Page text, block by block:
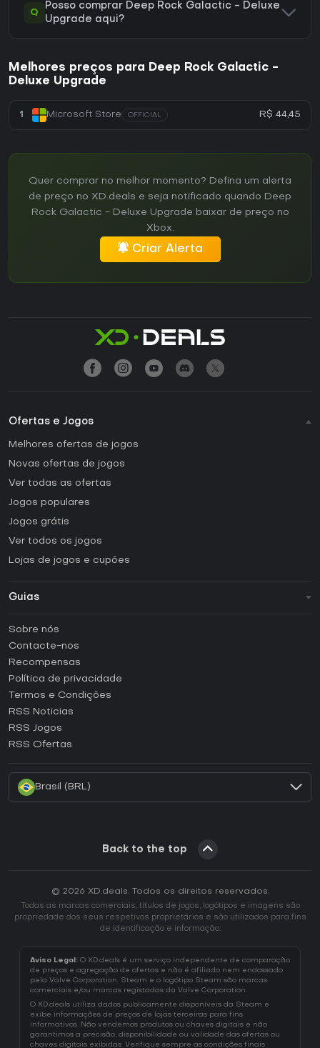
Q
Posso comprar Deep Rock Galactic - Deluxe
Upgrade aqui?
Melhores preços para Deep Rock Galactic -
Deluxe Upgrade
1 Microsoft Store OFFICIAL R$ 44,45
Quer comprar no melhor momento? Defina um alerta
de preço no XD.deals e seja notificado quando Deep
Rock Galactic - Deluxe Upgrade baixar de preço no
Xbox.
Criar Alerta
Ofertas e Jogos
Melhores ofertas de jogos
Novas ofertas de jogos
Ver todas as ofertas
Jogos populares
Jogos grátis
Ver todos os jogos
Lojas de jogos e cupões
Guias
Como ativar uma CD Key Steam?
Como ativar uma CD Key Epic Games?
Como ativar uma CD Key GOG?
Como ativar uma CD Key Ubisoft Connect?
Como ativar uma CD Key EA App?
Sobre nós
Contacte-nos
Recompensas
Política de privacidade
Termos e Condições
RSS Noticias
RSS Jogos
RSS Ofertas
Brasil (BRL)
Back to the top
© 2026 XD.deals. Todos os direitos reservados.
Todas as marcas comerciais, títulos de jogos, logótipos e imagens são
propriedade dos seus respetivos proprietários e são utilizados para fins
de identificação e informação.
Aviso Legal: O XD.deals é um serviço independente de comparação
de preços e agregação de ofertas e não é afiliado nem endossado
pela Valve Corporation. Steam e o logótipo Steam são marcas
comerciais e/ou marcas registadas da Valve Corporation.
O XD.deals utiliza dados publicamente disponíveis da Steam e
exibe informações de preços de lojas terceiras para fins
informativos. Não vendemos produtos ou chaves digitais e não
garantimos a precisão, disponibilidade ou validade das ofertas ou
chaves digitais exibidas. Verifique sempre as condições finais